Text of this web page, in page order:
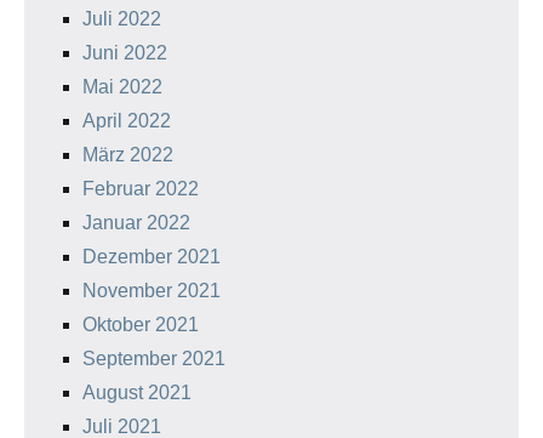
Juli 2022
Juni 2022
Mai 2022
April 2022
März 2022
Februar 2022
Januar 2022
Dezember 2021
November 2021
Oktober 2021
September 2021
August 2021
Juli 2021